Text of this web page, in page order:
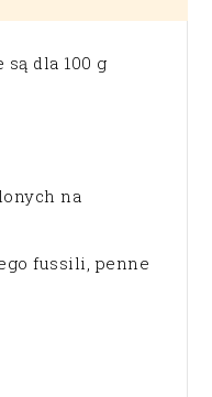
dla 100 g
na
fussili, penne